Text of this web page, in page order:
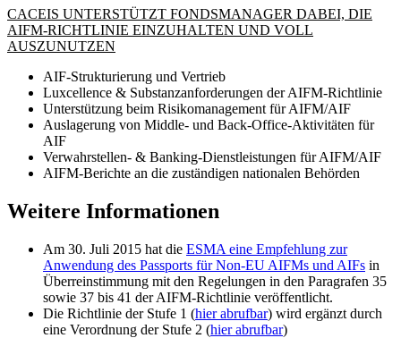
CACEIS UNTERSTÜTZT FONDSMANAGER DABEI, DIE
AIFM-RICHTLINIE EINZUHALTEN UND VOLL
AUSZUNUTZEN
AIF-Strukturierung und Vertrieb
Luxcellence & Substanzanforderungen der AIFM-Richtlinie
Unterstützung beim Risikomanagement für AIFM/AIF
Auslagerung von Middle- und Back-Office-Aktivitäten für
AIF
Verwahrstellen- & Banking-Dienstleistungen für AIFM/AIF
AIFM-Berichte an die zuständigen nationalen Behörden
Weitere Informationen
Am 30. Juli 2015 hat die ESMA eine Empfehlung zur
Anwendung des Passports für Non-EU AIFMs und AIFs in
Überreinstimmung mit den Regelungen in den Paragrafen 35
sowie 37 bis 41 der AIFM-Richtlinie veröffentlicht.
Die Richtlinie der Stufe 1 (hier abrufbar) wird ergänzt durch
eine Verordnung der Stufe 2 (hier abrufbar)